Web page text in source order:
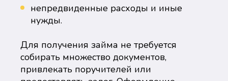
непредвиденные расходы и иные
нужды.
Для получения займа не требуется
собирать множество документов,
привлекать поручителей или